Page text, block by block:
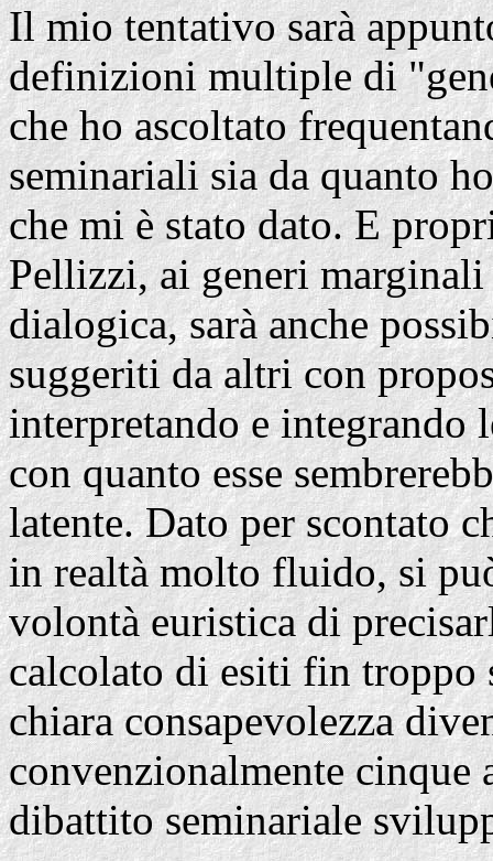
Il mio tentativo sarà
definizioni multiple di
che ho ascoltato
seminariali sia da quanto
che mi è stato dato. E
Pellizzi, ai generi
dialogica, sarà anche
suggeriti da altri con
interpretando e
con quanto esse
latente. Dato per scontato
in realtà molto fluido, si
volontà euristica di
calcolato di esiti fin troppo
chiara consapevolezza
convenzionalmente cinque
dibattito seminariale